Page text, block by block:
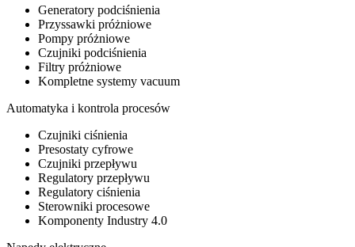
Generatory podciśnienia
Przyssawki próżniowe
Pompy próżniowe
Czujniki podciśnienia
Filtry próżniowe
Kompletne systemy vacuum
Automatyka i kontrola procesów
Czujniki ciśnienia
Presostaty cyfrowe
Czujniki przepływu
Regulatory przepływu
Regulatory ciśnienia
Sterowniki procesowe
Komponenty Industry 4.0